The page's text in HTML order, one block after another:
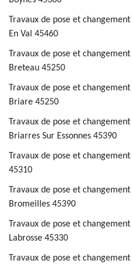
Travaux de pose et
En Val 45460
Travaux de pose et
Breteau 45250
Travaux de pose et
Briare 45250
Travaux de pose et
Briarres Sur Essonnes 45390
Travaux de pose et
45310
Travaux de pose et
Bromeilles 45390
Travaux de pose et
Labrosse 45330
Travaux de pose et